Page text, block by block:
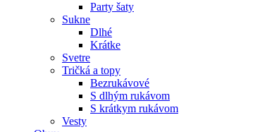
Party šaty
Sukne
Dlhé
Krátke
Svetre
Tričká a topy
Bezrukávové
S dlhým rukávom
S krátkym rukávom
Vesty